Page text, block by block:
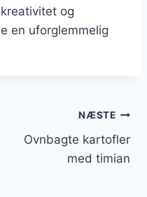
og
en uforglemmelig
NÆSTE
Ovnbagte kartofler
med timian